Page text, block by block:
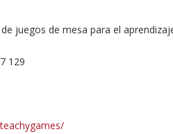
juegos de mesa para el
129